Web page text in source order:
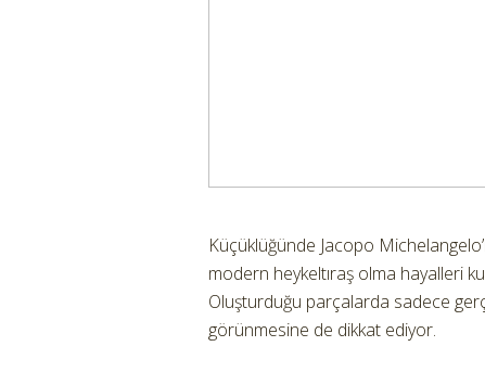
Küçüklüğünde Jacopo
modern heykeltıraş olma hayalleri
Oluşturduğu parçalarda sadece
görünmesine de dikkat ediyor.